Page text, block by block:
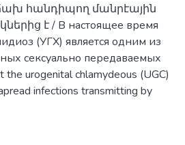
հանդիպող մանրէային
է / В настоящее время
(УГХ) является одним из
сексуально передаваемых
urogenital chlamydeous (UGC)
infections transmitting by